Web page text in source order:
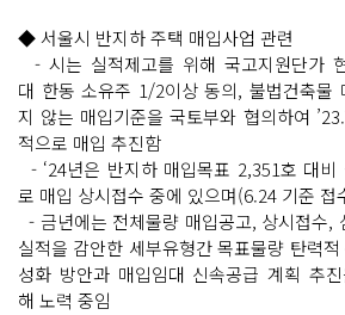
◆ 서울시 반지하 주택 매입사업 관련
- 시는 실적제고를 위해 국고지원단가
대 한동 소유주 1/2이상 동의, 불법건축물
지 않는 매입기준을 국토부와 협의하여
적으로 매입 추진함
- ‘24년은 반지하 매입목표 2,351호 대
로 매입 상시접수 중에 있으며(6.24 기준 접
- 금년에는 전체물량 매입공고, 상시접수,
실적을 감안한 세부유형간 목표물량 탄력
성화 방안과 매입임대 신속공급 계획 추
해 노력 중임